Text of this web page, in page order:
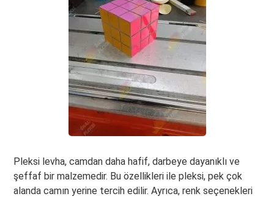
Pleksi levha, camdan daha hafif, darbeye dayanıklı ve
şeffaf bir malzemedir. Bu özellikleri ile pleksi, pek çok
alanda camın yerine tercih edilir. Ayrıca, renk seçenekleri